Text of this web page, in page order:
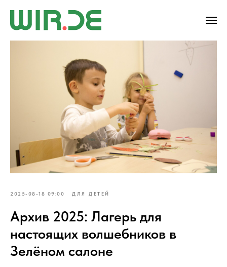
2025-08-18 09:00 ДЛЯ ДЕТЕЙ
Архив 2025: Лагерь для
настоящих волшебников в
Зелёном салоне